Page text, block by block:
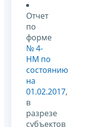
Отчет
по
форме
№ 4-
НМ по
состоянию
на
01.02.2017,
в
разрезе
субъектов